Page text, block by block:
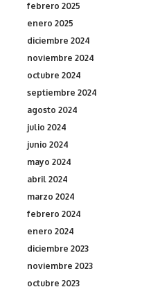
febrero 2025
enero 2025
diciembre 2024
noviembre 2024
octubre 2024
septiembre 2024
agosto 2024
julio 2024
junio 2024
mayo 2024
abril 2024
marzo 2024
febrero 2024
enero 2024
diciembre 2023
noviembre 2023
octubre 2023